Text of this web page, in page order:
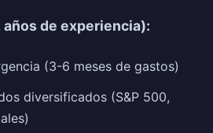
de experiencia):
(3-6 meses de gastos)
diversificados (S&P 500,